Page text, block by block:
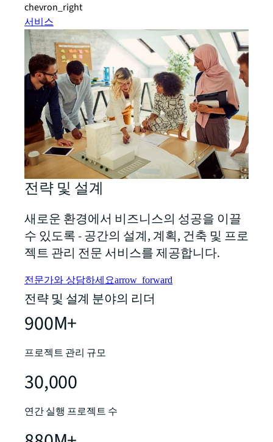
chevron_right
서비스
전략 및 설계
새로운 환경에서 비즈니스의 성공을 이끌
수 있도록 - 공간의 설계, 계획, 건축 및 프로
젝트 관리 전문 서비스를 제공합니다.
전문가와 상담하세요arrow_forward
전략 및 설계 분야의 리더
900M+
프로젝트 관리 규모
30,000
연간 실행 프로젝트 수